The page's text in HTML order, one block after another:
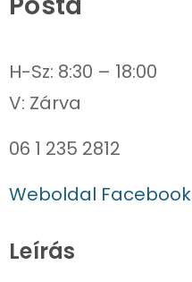
H-Sz: 8:30 – 18:00
06 1 235 2812
Weboldal Facebook
Leírás